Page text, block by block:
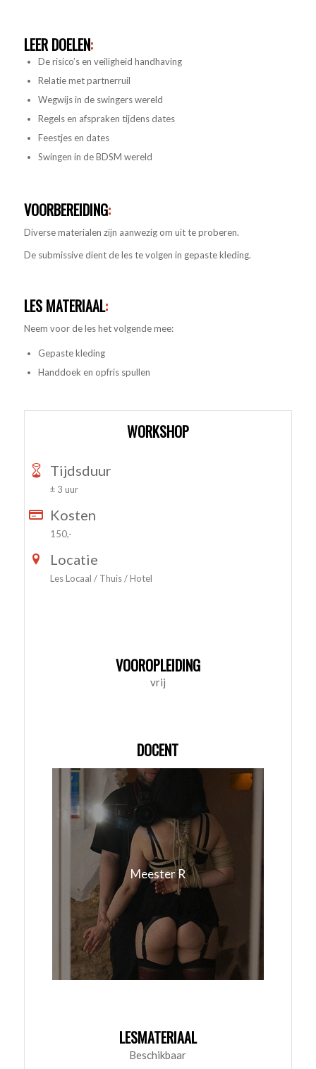
LEER DOELEN:
De risico’s en veiligheid handhaving
Relatie met partnerruil
Wegwijs in de swingers wereld
Regels en afspraken tijdens dates
Feestjes en dates
Swingen in de BDSM wereld
VOORBEREIDING:
Diverse materialen zijn aanwezig om uit te proberen.
De submissive dient de les te volgen in gepaste kleding.
LES MATERIAAL:
Neem voor de les het volgende mee:
Gepaste kleding
Handdoek en opfris spullen
WORKSHOP
Tijdsduur
± 3 uur
Kosten
150,-
Locatie
Les Locaal / Thuis / Hotel
VOOROPLEIDING
vrij
DOCENT
Meester R
LESMATERIAAL
Beschikbaar